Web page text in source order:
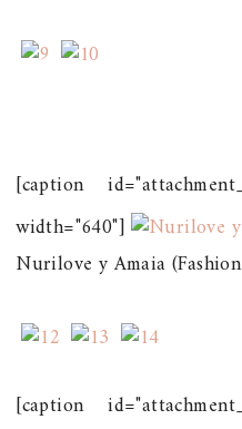
[caption
width="640"]
Nurilove y Amaia
[caption